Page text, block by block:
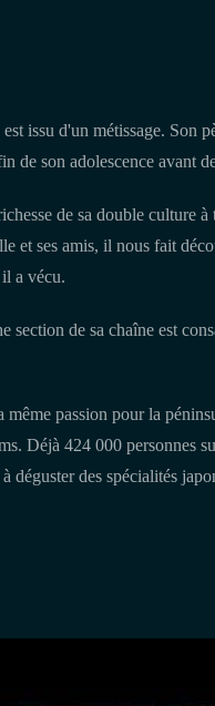
issu d'un métissage. Son
de son adolescence avant
de sa double culture
et ses amis, il nous fait
a vécu.
section de sa chaîne est
passion pour la
Déjà 424 000 personnes
déguster des spécialités